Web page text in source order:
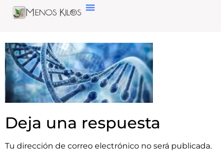
Deja una respuesta
Tu dirección de correo electrónico no será publicada.